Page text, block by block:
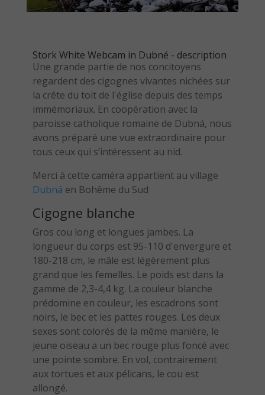
Stork White Webcam in Dubné - description
Une grande partie de nos concitoyens
regardent des cigognes vivantes nichées sur
la crête du toit de l'église depuis des temps
immémoriaux. En coopération avec la
paroisse catholique romaine de Dubná, nous
avons préparé une vue extraordinaire pour
tous ceux qui s’intéressent au nid.
Merci à cette caméra appartient au village
Dubná en Bohême du Sud
Cigogne blanche
Gros cou long et longues jambes. La
longueur du corps est 95-110 d'envergure et
180-218 cm, le mâle est légèrement plus
grand que les femelles. Le poids est dans la
gamme de 2,3-4,4 kg. La couleur blanche
prédomine en couleur, les escadrons sont
noirs, le bec et les pattes rouges. Les deux
sexes sont colorés de la même manière, le
jeune oiseau a un bec rouge plus foncé avec
une pointe sombre. En vol, contrairement
aux tortues et aux pélicans, le cou est
allongé.